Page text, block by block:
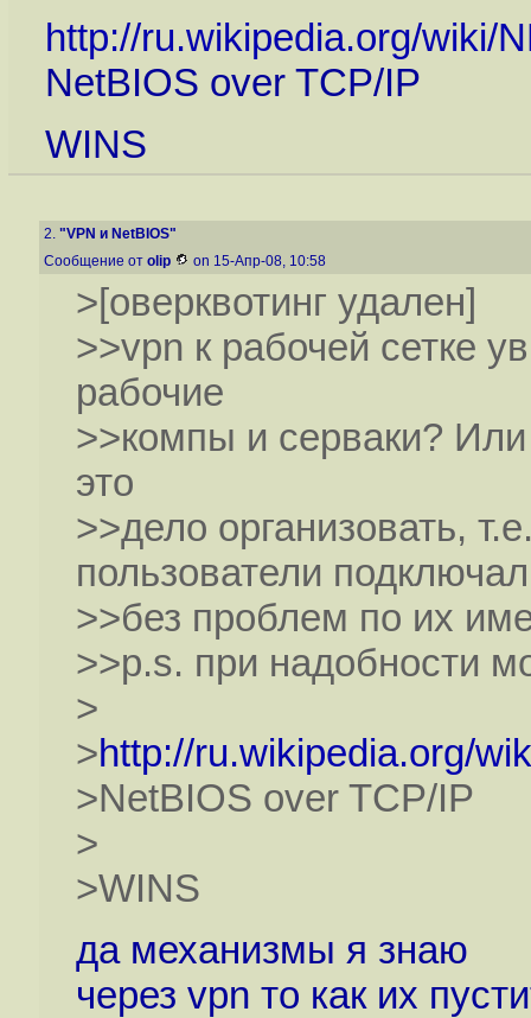
http://ru.wikipedia.org/wiki/
NetBIOS over TCP/IP
WINS
2. "VPN и NetBIOS"
Сообщение от olip on 15-Апр-08, 10:58
>[оверквотинг удален]
>>vpn к рабочей сетке
рабочие
>>компы и серваки? Или
это
>>дело организовать,
пользователи
>>без проблем по их
>>p.s. при надобности
>
>http://ru.wikipedia.org/
>NetBIOS over TCP/IP
>
>WINS
да механизмы я знаю
через vpn то как их